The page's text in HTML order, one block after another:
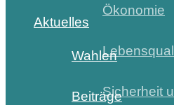
Ökonomie
Sicherheit
Aktuelles
Wahlen
Beiträge